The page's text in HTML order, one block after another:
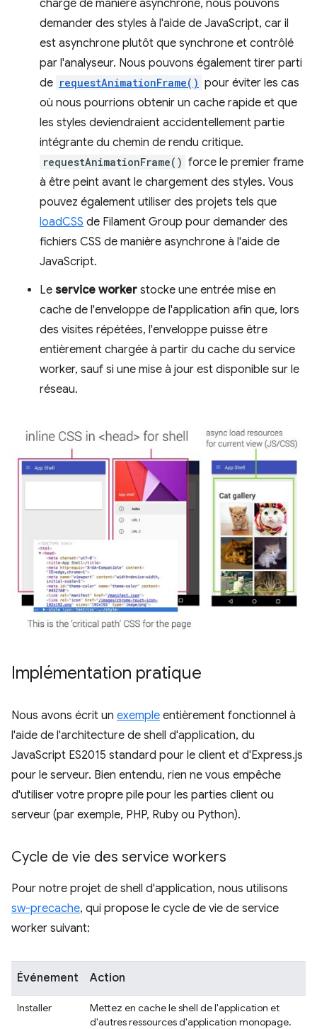
chargé de manière asynchrone, nous pouvons
demander des styles à l'aide de JavaScript, car il
est asynchrone plutôt que synchrone et contrôlé
par l'analyseur. Nous pouvons également tirer parti
de requestAnimationFrame() pour éviter les cas
où nous pourrions obtenir un cache rapide et que
les styles deviendraient accidentellement partie
intégrante du chemin de rendu critique.
requestAnimationFrame() force le premier frame
à être peint avant le chargement des styles. Vous
pouvez également utiliser des projets tels que
loadCSS de Filament Group pour demander des
fichiers CSS de manière asynchrone à l'aide de
JavaScript.
Le service worker stocke une entrée mise en
cache de l'enveloppe de l'application afin que, lors
des visites répétées, l'enveloppe puisse être
entièrement chargée à partir du cache du service
worker, sauf si une mise à jour est disponible sur le
réseau.
Implémentation pratique
Nous avons écrit un exemple entièrement fonctionnel à
l'aide de l'architecture de shell d'application, du
JavaScript ES2015 standard pour le client et d'Express.js
pour le serveur. Bien entendu, rien ne vous empêche
d'utiliser votre propre pile pour les parties client ou
serveur (par exemple, PHP, Ruby ou Python).
Cycle de vie des service workers
Pour notre projet de shell d'application, nous utilisons
sw-precache, qui propose le cycle de vie de service
worker suivant:
Événement Action
Installer
Mettez en cache le shell de l'application et
d'autres ressources d'application monopage.